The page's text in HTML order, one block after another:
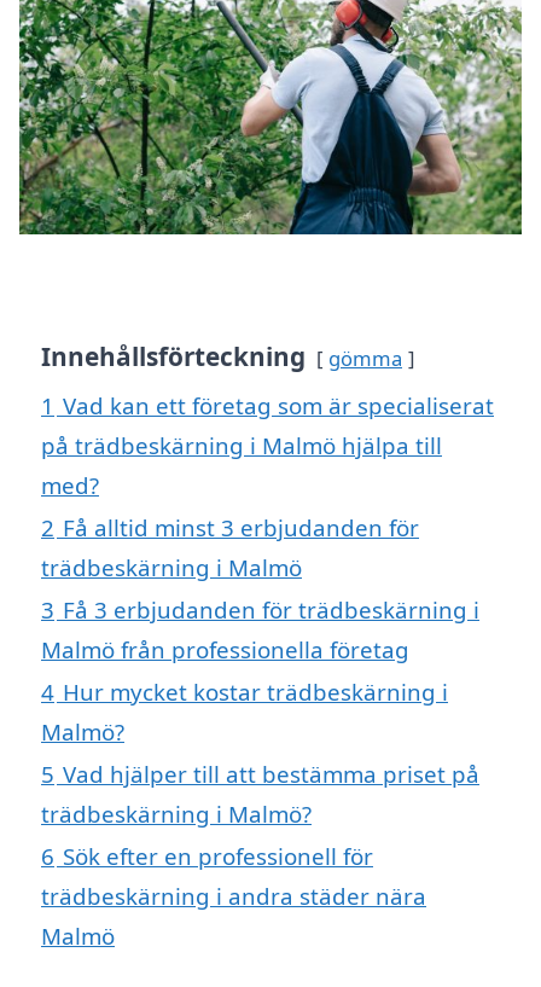
Innehållsförteckning gömma
1 Vad kan ett företag som är specialiserat
på trädbeskärning i Malmö hjälpa till
med?
2 Få alltid minst 3 erbjudanden för
trädbeskärning i Malmö
3 Få 3 erbjudanden för trädbeskärning i
Malmö från professionella företag
4 Hur mycket kostar trädbeskärning i
Malmö?
5 Vad hjälper till att bestämma priset på
trädbeskärning i Malmö?
6 Sök efter en professionell för
trädbeskärning i andra städer nära
Malmö